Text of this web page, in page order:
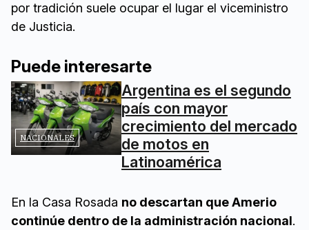
por tradición suele ocupar el lugar el viceministro
de Justicia.
Puede interesarte
NACIONALES
Argentina es el segundo
país con mayor
crecimiento del mercado
de motos en
Latinoamérica
En la Casa Rosada no descartan que Amerio
continúe dentro de la administración nacional.